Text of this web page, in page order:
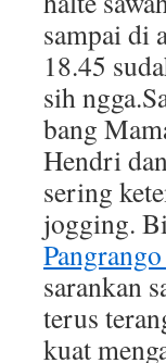
sampai di
18.45
sih
bang
Hendri
sering
jogging.
sarankan
terus
kuat